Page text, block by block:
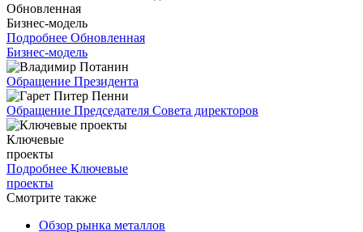
Обновленная
Бизнес-модель
Подробнее Обновленная
Бизнес-модель
Обращение Президента
Обращение Председателя Совета директоров
Ключевые
проекты
Подробнее Ключевые
проекты
Смотрите также
Обзор рынка металлов